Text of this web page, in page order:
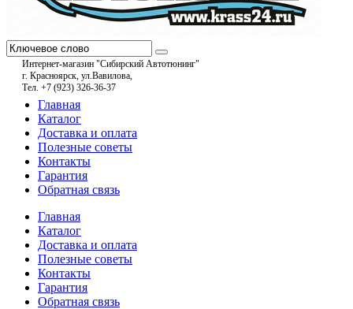
Интернет-магазин "Сибирский Автотюнинг"
г. Красноярск, ул.Вавилова,
Тел. +7 (923) 326-36-37
Главная
Каталог
Доставка и оплата
Полезные советы
Контакты
Гарантия
Обратная связь
Главная
Каталог
Доставка и оплата
Полезные советы
Контакты
Гарантия
Обратная связь